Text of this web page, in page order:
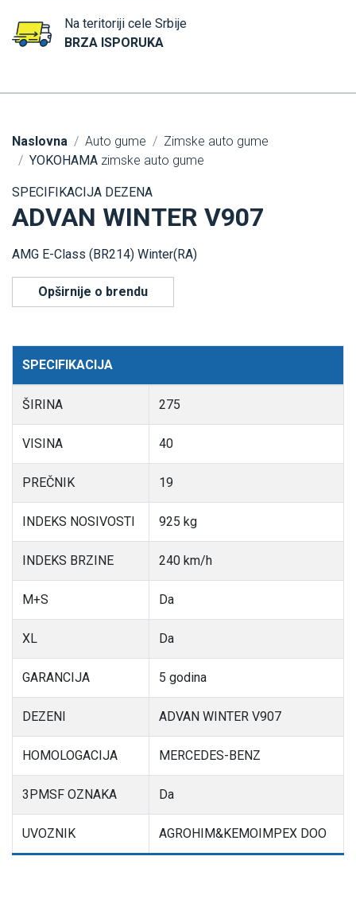
Na teritoriji cele Srbije
BRZA ISPORUKA
Naslovna Auto gume
Zimske auto gume
YOKOHAMA zimske auto gume
SPECIFIKACIJA DEZENA
ADVAN WINTER V907
AMG E-Class (BR214) Winter(RA)
Opširnije o brendu
SPECIFIKACIJA
ŠIRINA 275
VISINA 40
PREČNIK 19
INDEKS NOSIVOSTI 925 kg
INDEKS BRZINE 240 km/h
M+S Da
XL Da
GARANCIJA 5 godina
DEZENI ADVAN WINTER V907
HOMOLOGACIJA MERCEDES-BENZ
3PMSF OZNAKA Da
UVOZNIK AGROHIM&KEMOIMPEX DOO